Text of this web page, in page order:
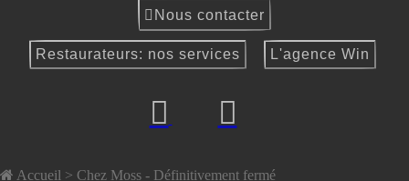
Nous contacter
Restaurateurs: nos services L'agence Win
Accueil > Chez Moss - Définitivement fermé